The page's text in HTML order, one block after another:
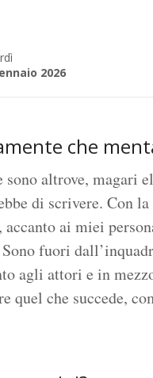
2026
che
altrove, magari
di scrivere. Con
ai miei
fuori
agli attori e in
quel che succede,